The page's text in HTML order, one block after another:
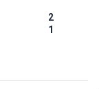
2
1